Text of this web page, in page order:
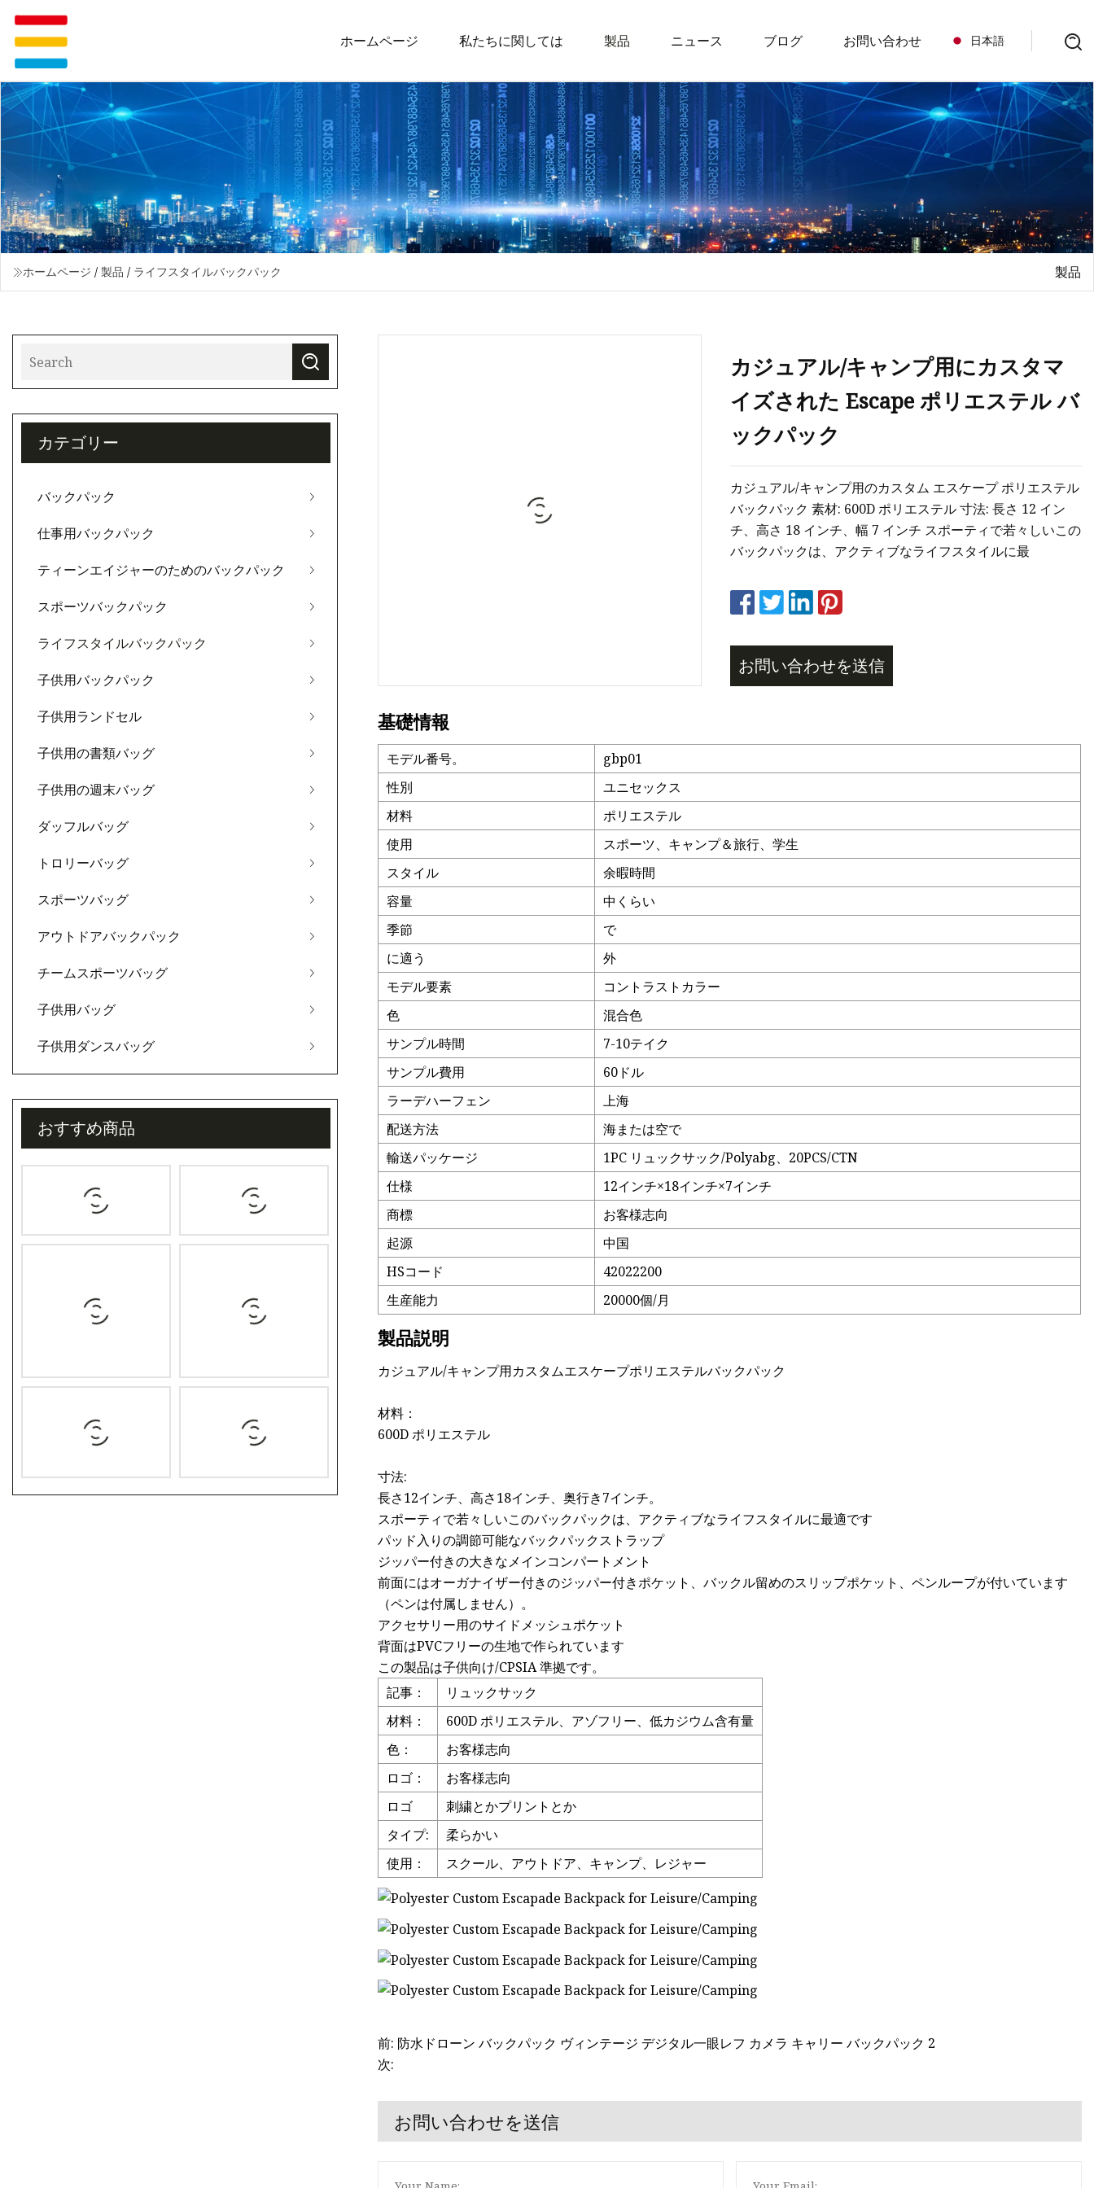
ホームページ 私たちに関しては 製品
バックパック
仕事用バックパック
ティーンエイジャーのためのバック
パック
スポーツバックパック
ライフスタイルバックパック
子供用の週末バッグ
チームスポーツバッグ
ニュース ブログ お問い合わせ 日本語
ホームページ / 製品 / ライフスタイルバックパック 製品
カテゴリー
バックパック
仕事用バックパック
ティーンエイジャーのためのバックパック
スポーツバックパック
ライフスタイルバックパック
子供用バックパック
子供用ランドセル
子供用の書類バッグ
子供用の週末バッグ
ダッフルバッグ
トロリーバッグ
スポーツバッグ
アウトドアバックパック
チームスポーツバッグ
子供用バッグ
子供用ダンスバッグ
おすすめ商品
カジュアル/キャンプ用にカスタマ
イズされた Escape ポリエステル バ
ックパック
カジュアル/キャンプ用のカスタム エスケープ ポリエステル
バックパック 素材: 600D ポリエステル 寸法: 長さ 12 イン
チ、高さ 18 インチ、幅 7 インチ スポーティで若々しいこの
バックパックは、アクティブなライフスタイルに最
お問い合わせを送信
基礎情報
モデル番号。
gbp01
性別
ユニセックス
材料
ポリエステル
使用
スポーツ、キャンプ＆旅行、学生
スタイル
余暇時間
容量
中くらい
季節
で
に適う
外
モデル要素
コントラストカラー
色
混合色
サンプル時間
7-10テイク
サンプル費用
60ドル
ラーデハーフェン
上海
配送方法
海または空で
輸送パッケージ
1PC リュックサック/Polyabg、20PCS/CTN
仕様
12インチ×18インチ×7インチ
商標
お客様志向
起源
中国
HSコード
42022200
生産能力
20000個/月
製品説明
カジュアル/キャンプ用カスタムエスケープポリエステルバックパック
材料：
600D ポリエステル
寸法:
長さ12インチ、高さ18インチ、奥行き7インチ。
スポーティで若々しいこのバックパックは、アクティブなライフスタイルに最適です
パッド入りの調節可能なバックパックストラップ
ジッパー付きの大きなメインコンパートメント
前面にはオーガナイザー付きのジッパー付きポケット、バックル留めのスリップポケット、ペンループが付いています
（ペンは付属しません）。
アクセサリー用のサイドメッシュポケット
背面はPVCフリーの生地で作られています
この製品は子供向け/CPSIA 準拠です。
記事：
リュックサック
材料：
600D ポリエステル、アゾフリー、低カジ​​ウム含有量
色：
お客様志向
ロゴ：
お客様志向
ロゴ
刺繍とかプリントとか
タイプ:
柔らかい
使用：
スクール、アウトドア、キャンプ、レジャー
前: 防水ドローン バックパック ヴィンテージ デジタル一眼レフ カメラ キャリー バックパック 2
次:
お問い合わせを送信